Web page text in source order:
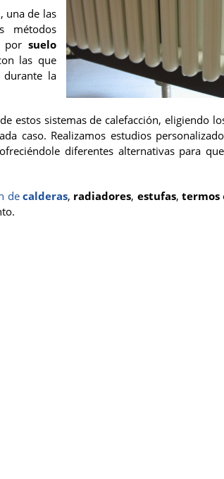
, una de las
métodos
por suelo
las que
durante la
estos sistemas de calefacción, eligiendo
caso. Realizamos estudios
diferentes alternativas para
de calderas, radiadores, estufas,termos